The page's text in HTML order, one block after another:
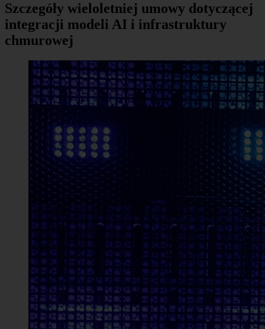
Szczegóły wieloletniej umowy dotyczącej
integracji modeli AI i infrastruktury
chmurowej